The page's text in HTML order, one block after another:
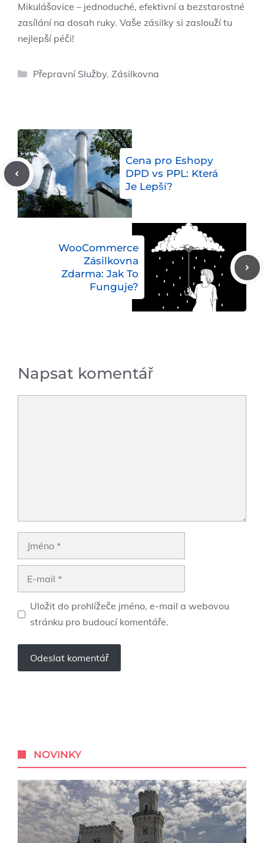
Mikulášovice​ – ‌jednoduché,⁢ efektivní⁣ a bezstarostné
zasílání na⁣ dosah ruky. Vaše zásilky si zaslouží tu
nejlepší péči!
Rubriky
Přepravní Služby, Zásilkovna
Cena pro Eshopy
DPD vs PPL: Která
Je Lepší?
WooCommerce
Zásilkovna
Zdarma: Jak To
Funguje?
Napsat komentář
Jméno
Uložit do prohlížeče jméno, e-mail a webovou
stránku pro budoucí komentáře.
NOVINKY